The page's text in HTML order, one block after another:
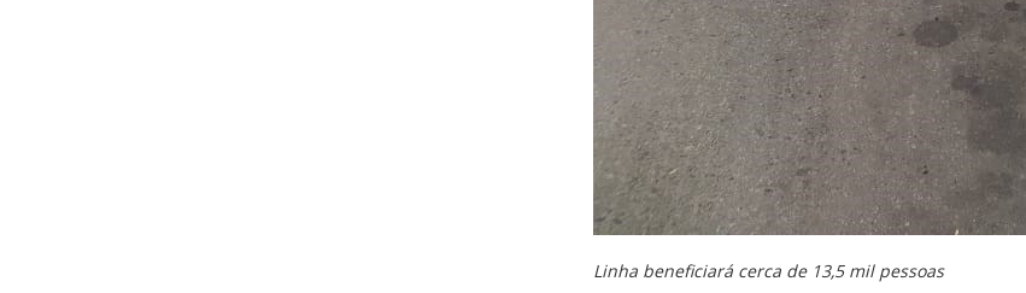
Linha beneficiará cerca de 13,5 mil pessoas